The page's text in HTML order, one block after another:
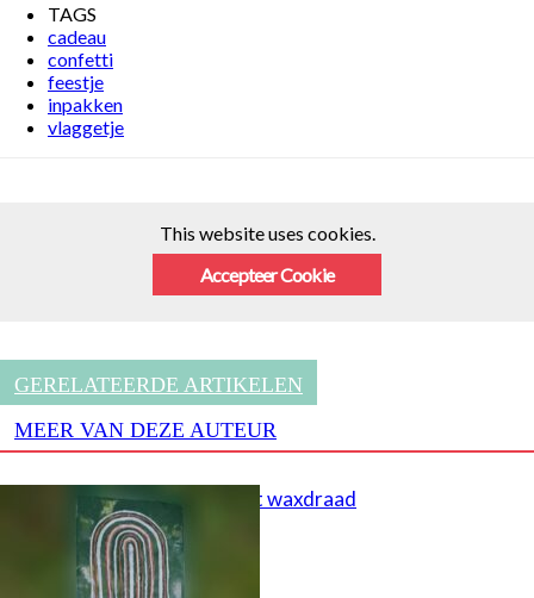
TAGS
cadeau
confetti
feestje
inpakken
vlaggetje
This website uses cookies.
Accepteer Cookie
GERELATEERDE ARTIKELEN
MEER VAN DEZE AUTEUR
Schilderen met waxdraad